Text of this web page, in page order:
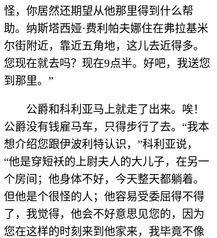
怪，你居然还期望从他那里得到什么帮
助。纳斯塔西娅·费利帕夫娜住在弗拉基米
尔街附近，靠近五角地，这儿去近得多。
您现在就去吗？现在9点半。好吧，我送您
到那里。”
公爵和科利亚马上就走了出来。唉！
公爵没有钱雇马车，只得步行了去。“我本
想介绍您跟伊波利特认识，”科利亚说，
“他是穿短袄的上尉夫人的大儿子，在另一
个房间；他身体不好，今天整天都躺着。
但他是个很怪的人；他容易受委屈得不得
了，我觉得，他会不好意思见您的，因为
您在这样的时刻来到他家来，我毕竟不像